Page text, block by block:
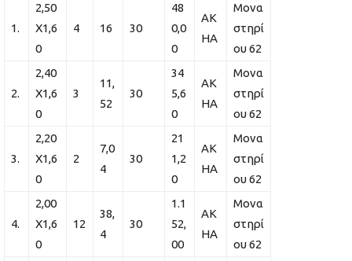
1.
2,50
Χ1,6
0
4 16 30
48
0,0
0
ΑΚ
ΗΑ
Μονα
στηρί
ου 62
2.
2,40
Χ1,6
0
3
11,
52
30
34
5,6
0
ΑΚ
ΗΑ
Μονα
στηρί
ου 62
3.
2,20
Χ1,6
0
2
7,0
4
30
21
1,2
0
ΑΚ
ΗΑ
Μονα
στηρί
ου 62
4.
2,00
Χ1,6
0
12
38,
4
30
1.1
52,
00
ΑΚ
ΗΑ
Μονα
στηρί
ου 62